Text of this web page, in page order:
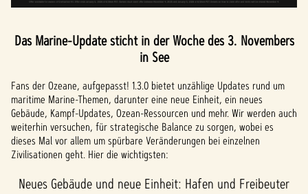
Das Marine-Update sticht in der Woche des 3. Novembers
in See
Fans der Ozeane, aufgepasst! 1.3.0 bietet unzählige Updates rund um
maritime Marine-Themen, darunter eine neue Einheit, ein neues
Gebäude, Kampf-Updates, Ozean-Ressourcen und mehr. Wir werden auch
weiterhin versuchen, für strategische Balance zu sorgen, wobei es
dieses Mal vor allem um spürbare Veränderungen bei einzelnen
Zivilisationen geht. Hier die wichtigsten:
Neues Gebäude und neue Einheit: Hafen und Freibeuter